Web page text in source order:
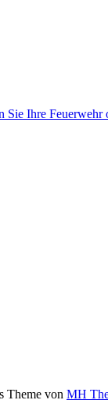
Sie Ihre
Theme von MH